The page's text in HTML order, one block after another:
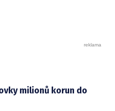
milionů korun do